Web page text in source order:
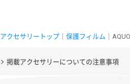
アクセサリートップ 保護フィルム ｜
掲載アクセサリーについての注意事項